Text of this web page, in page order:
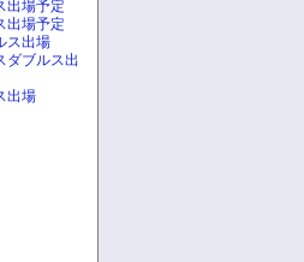
出場予定
出場予定
ス出場
ダブルス出
出場